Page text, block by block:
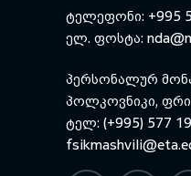
ტელეფონი: +995
ელ. ფოსტა:
პერსონალურ
პოლკოვნიკი,
ტელ: (+995) 577